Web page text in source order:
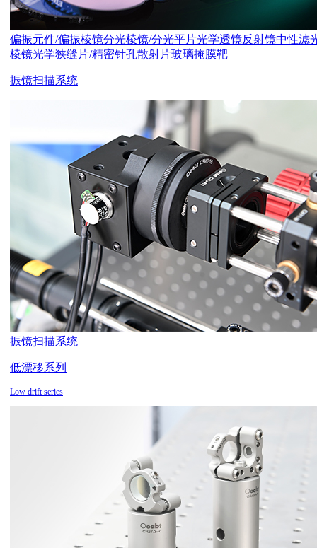
偏振元件/偏振棱镜分光棱镜/分光平片光学透镜反射镜中性滤
棱镜光学狭缝片/精密针孔散射片玻璃掩膜靶
振镜扫描系统
振镜扫描系统
低漂移系列
Low drift series